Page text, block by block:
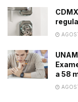
a 58